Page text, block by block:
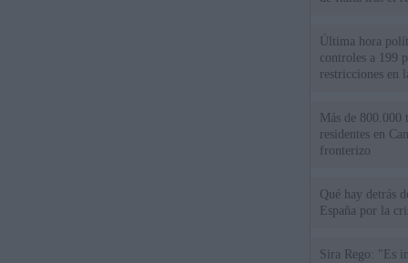
Última hora
controles a 199
restricciones en
Más de 800.000
residentes en
fronterizo
Qué hay detrás
España por la
Sira Rego: "Es